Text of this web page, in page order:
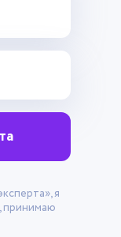
я
принимаю